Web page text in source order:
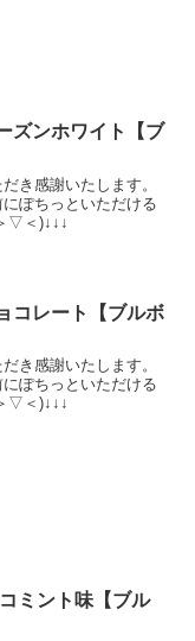
ズンホワイト【ブ
き感謝いたします。
ぽちっといただける
▽＜)↓↓↓
コレート【ブルボ
き感謝いたします。
ぽちっといただける
▽＜)↓↓↓
ミント味【ブル